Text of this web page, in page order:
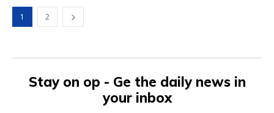
1 2
Stay on op - Ge the daily news in
your inbox